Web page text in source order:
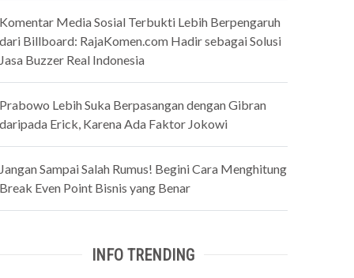
Media Sosial Terbukti Lebih Berpengaruh
Billboard: RajaKomen.com Hadir sebagai Solusi
Buzzer Real Indonesia
Lebih Suka Berpasangan dengan Gibran
Erick, Karena Ada Faktor Jokowi
Sampai Salah Rumus! Begini Cara Menghitung
Even Point Bisnis yang Benar
INFO TRENDING